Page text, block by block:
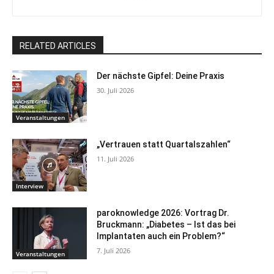
RELATED ARTICLES
Veranstaltungen
Der nächste Gipfel: Deine Praxis
30. Juli 2026
Interview
„Vertrauen statt Quartalszahlen“
11. Juli 2026
Veranstaltungen
paroknowledge 2026: Vortrag Dr.
Bruckmann: „Diabetes – Ist das bei
Implantaten auch ein Problem?“
7. Juli 2026